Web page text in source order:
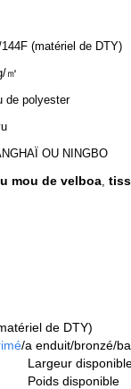
(matériel de DTY)
㎡
de polyester
OU NINGBO
mou de velboa,
de DTY)
/a enduit/bronzé/
Largeur
Poids disponible